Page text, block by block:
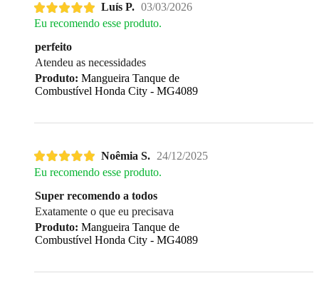
Luís P. 03/03/2026
Eu recomendo esse produto.
perfeito
Atendeu as necessidades
Produto: Mangueira Tanque de
Combustível Honda City - MG4089
Noêmia S. 24/12/2025
Eu recomendo esse produto.
Super recomendo a todos
Exatamente o que eu precisava
Produto: Mangueira Tanque de
Combustível Honda City - MG4089